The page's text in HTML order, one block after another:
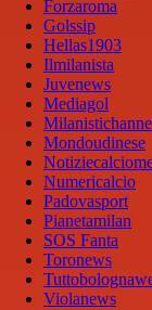
Forzaroma
Golssip
Hellas1903
Ilmilanista
Juvenews
Mediagol
Mondoudinese
Numericalcio
Padovasport
Pianetamilan
SOS Fanta
Toronews
Violanews